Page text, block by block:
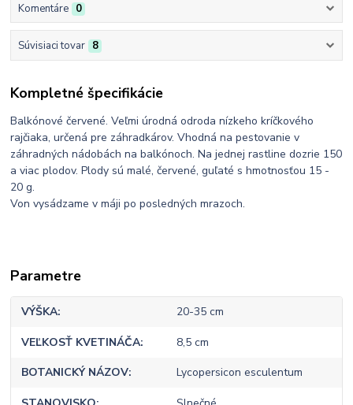
Komentáre 0
Súvisiaci tovar 8
Kompletné špecifikácie
Balkónové červené. Veľmi úrodná odroda nízkeho kríčkového
rajčiaka, určená pre záhradkárov. Vhodná na pestovanie v
záhradných nádobách na balkónoch. Na jednej rastline dozrie 150
a viac plodov. Plody sú malé, červené, guľaté s hmotnosťou 15 -
20 g.
Von vysádzame v máji po posledných mrazoch.
Parametre
VÝŠKA 20-35 cm
VEĽKOSŤ KVETINÁČA 8,5 cm
BOTANICKÝ NÁZOV Lycopersicon esculentum